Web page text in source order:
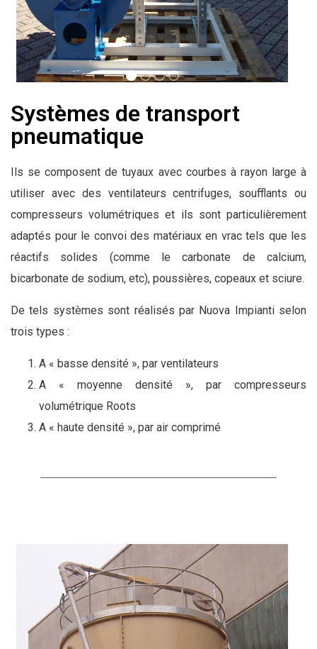
Systèmes de transport
pneumatique
Ils se composent de tuyaux avec courbes à rayon large à
utiliser avec des ventilateurs centrifuges, soufflants ou
compresseurs volumétriques et ils sont particulièrement
adaptés pour le convoi des matériaux en vrac tels que les
réactifs solides (comme le carbonate de calcium,
bicarbonate de sodium, etc), poussières, copeaux et sciure.
De tels systèmes sont réalisés par Nuova Impianti selon
trois types :
A « basse densité », par ventilateurs
A « moyenne densité », par compresseurs
volumétrique Roots
A « haute densité », par air comprimé